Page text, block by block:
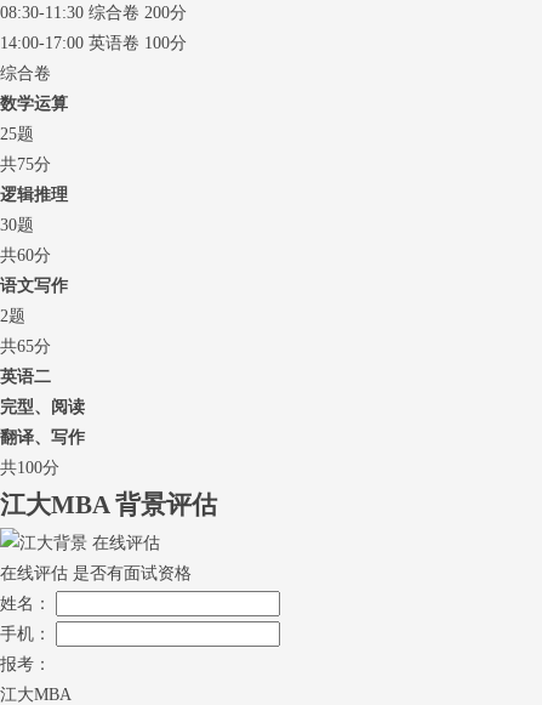
08:30-11:30 综合卷 200分
14:00-17:00 英语卷 100分
综合卷
数学运算
25题
共75分
逻辑推理
30题
共60分
语文写作
2题
共65分
英语二
完型、阅读
翻译、写作
共100分
江大MBA背景评估
在线评估 是否有面试资格
姓名：
手机：
报考：
江大MBA